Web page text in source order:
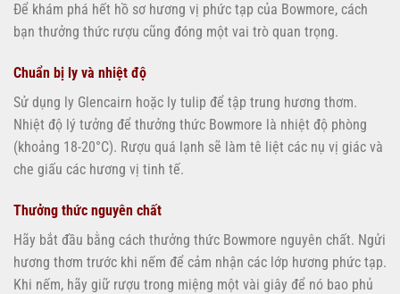
Để khám phá hết hồ sơ hương vị phức tạp của Bowmore, cách
bạn thưởng thức rượu cũng đóng một vai trò quan trọng.
Chuẩn bị ly và nhiệt độ
Sử dụng ly Glencairn hoặc ly tulip để tập trung hương thơm.
Nhiệt độ lý tưởng để thưởng thức Bowmore là nhiệt độ phòng
(khoảng 18-20°C). Rượu quá lạnh sẽ làm tê liệt các nụ vị giác và
che giấu các hương vị tinh tế.
Thưởng thức nguyên chất
Hãy bắt đầu bằng cách thưởng thức Bowmore nguyên chất. Ngửi
hương thơm trước khi nếm để cảm nhận các lớp hương phức tạp.
Khi nếm, hãy giữ rượu trong miệng một vài giây để nó bao phủ